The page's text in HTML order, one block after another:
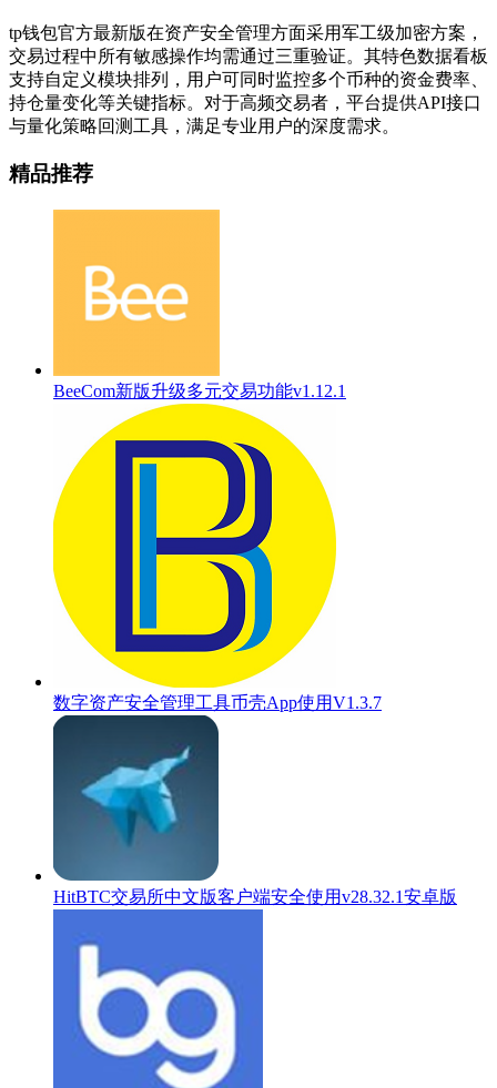
tp钱包官方最新版在资产安全管理方面采用军工级加密方案，
交易过程中所有敏感操作均需通过三重验证。其特色数据看板
支持自定义模块排列，用户可同时监控多个币种的资金费率、
持仓量变化等关键指标。对于高频交易者，平台提供API接口
与量化策略回测工具，满足专业用户的深度需求。
精品推荐
BeeCom新版升级多元交易功能v1.12.1
数字资产安全管理工具币壳App使用V1.3.7
HitBTC交易所中文版客户端安全使用v28.32.1安卓版